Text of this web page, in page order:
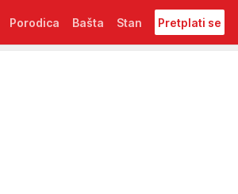
Porodica Bašta Stan Pretplati se